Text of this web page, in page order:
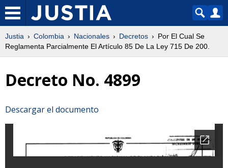
Justia Colombia Nacionales Decretos
Por El Cual Se
Reglamenta Parcialmente El Artículo 85 De La Ley 715 De 200.
Decreto No. 4899
Descargar el documento